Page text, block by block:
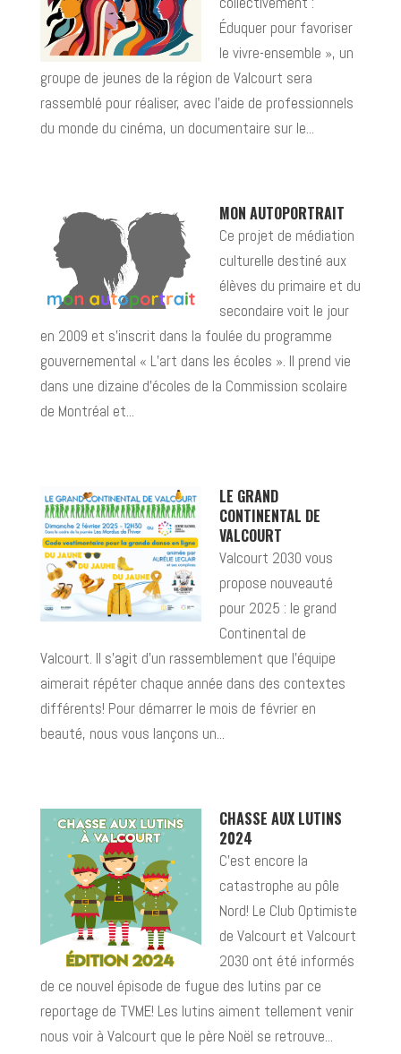
Éduquer pour favoriser
le vivre-ensemble », un
groupe de jeunes de la région de Valcourt sera
rassemblé pour réaliser, avec l’aide de professionnels
du monde du cinéma, un documentaire sur le...
MON AUTOPORTRAIT
Ce projet de médiation
culturelle destiné aux
élèves du primaire et du
secondaire voit le jour
en 2009 et s’inscrit dans la foulée du programme
gouvernemental « L’art dans les écoles ». Il prend vie
dans une dizaine d’écoles de la Commission scolaire
de Montréal et...
LE GRAND
CONTINENTAL DE
VALCOURT
Valcourt 2030 vous
propose nouveauté
pour 2025 : le grand
Continental de
Valcourt. Il s’agit d’un rassemblement que l’équipe
aimerait répéter chaque année dans des contextes
différents! Pour démarrer le mois de février en
beauté, nous vous lançons un...
CHASSE AUX LUTINS
2024
C’est encore la
catastrophe au pôle
Nord! Le Club Optimiste
de Valcourt et Valcourt
2030 ont été informés
de ce nouvel épisode de fugue des lutins par ce
reportage de TVME! Les lutins aiment tellement venir
nous voir à Valcourt que le père Noël se retrouve...